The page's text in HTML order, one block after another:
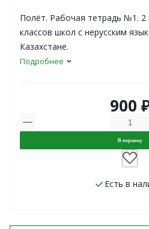
Полёт. Рабочая тетрадь №1. 2
классов школ с нерусским
Казахстане.
Подробнее
900
В корзину
Есть в